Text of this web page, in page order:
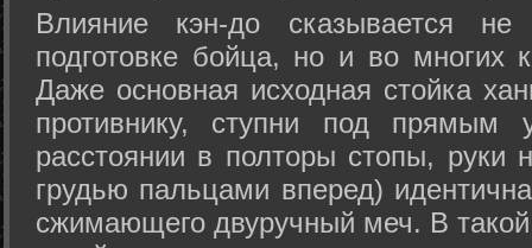
Влияние кэн-до сказывается не
подготовке бойца, но и во многих
Даже основная исходная стойка
противнику, ступни под прямым
расстоянии в полторы стопы, руки
грудью пальцами вперед)
сжимающего двуручный меч. В